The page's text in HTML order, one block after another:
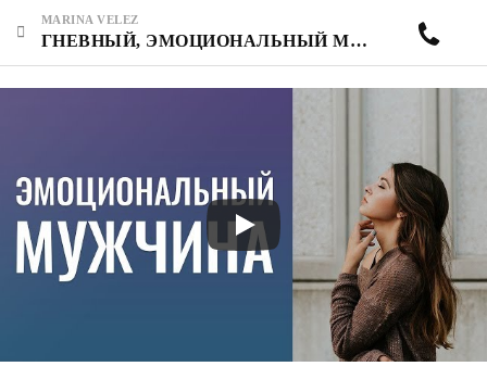
MARINA VELEZ
ГНЕВНЫЙ, ЭМОЦИОНАЛЬНЫЙ МУЖЧИНА. БАЗОВАЯ ЭМОЦИЯ ГНЕВ. МОИ СТРЕМЛЕНИЯ УБИЛ МОЙ МОЛОДОЙ ЧЕЛОВЕК?